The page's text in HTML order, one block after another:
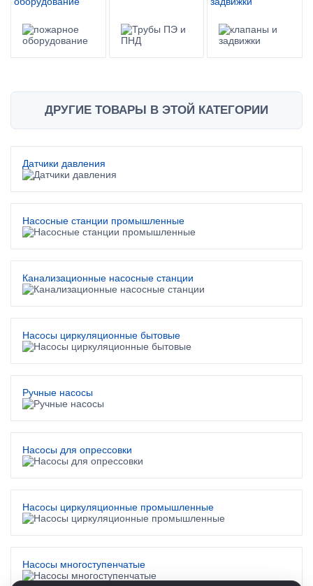
ДРУГИЕ ТОВАРЫ В ЭТОЙ КАТЕГОРИИ
Датчики давления
Насосные станции промышленные
Канализационные насосные станции
Насосы циркуляционные бытовые
Ручные насосы
Насосы для опрессовки
Насосы циркуляционные промышленные
Насосы многоступенчатые